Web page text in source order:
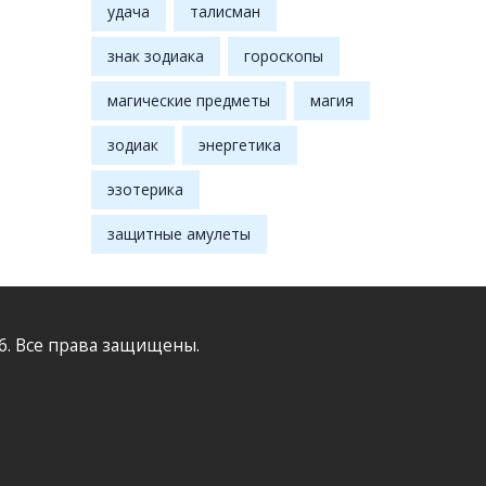
удача талисман
знак зодиака гороскопы
магические предметы магия
зодиак энергетика
эзотерика
защитные амулеты
Все права защищены.